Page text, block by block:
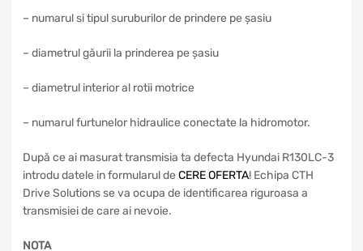
– numarul si tipul suruburilor de prindere pe șasiu
– diametrul găurii la prinderea pe șasiu
– diametrul interior al rotii motrice
– numarul furtunelor hidraulice conectate la hidromotor.
După ce ai masurat transmisia ta defecta Hyundai R130LC-3
introdu datele in formularul de CERE OFERTA! Echipa CTH
Drive Solutions se va ocupa de identificarea riguroasa a
transmisiei de care ai nevoie.
NOTA